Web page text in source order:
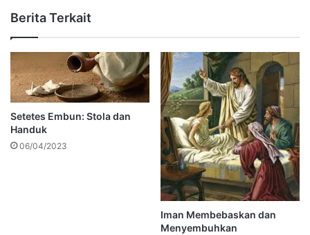
Berita Terkait
Setetes Embun: Stola dan
Handuk
06/04/2023
Iman Membebaskan dan
Menyembuhkan